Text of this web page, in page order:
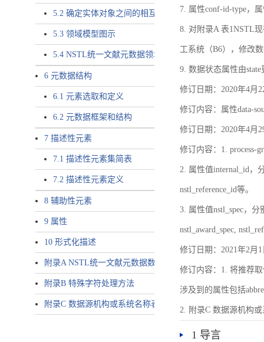
5.2 确定实体对象之间的相互关系，定义实体对象之间的
5.3 领域模型图示
5.4 NSTL统一文献元数据领域模型的验证
6 元数据结构
6.1 元素选取和定义
6.2 元数据框架和结构
7 描述性元素
7.1 描述性元素集简表
7.2 描述性元素定义
8 辅助性元素
9 属性
10 形式化描述
附录A NSTL统一文献元数据数据唯一标识符规则
附录B 特殊字符处理方法
附录C 数据源机构或系统名称表
7. 属性conf-id-type，
8. 对附录A 表1NSTL
工系统（B6），修改
9. 数据状态属性由state
修订日期：2020年4月
修订内容：属性data-
修订日期：2020年4月
修订内容：1. process-
2. 属性值internal_id，
nstl_reference_id等。
3. 属性值nstl_spec，分
nstl_award_spec,
修订日期：2021年2月1
修订内容：1. 将推荐
涉及到的属性包括
2. 附录C 数据源机构或
1 导言